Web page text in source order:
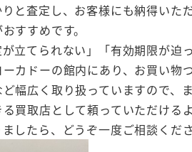
と査定し、お客様にも納得い
すすめです。
が立てられない」「有効期限が
カドーの館内にあり、お買い
幅広く取り扱っていますので、
買取店として頼っていただけ
したら、どうぞ一度ご相談くださ